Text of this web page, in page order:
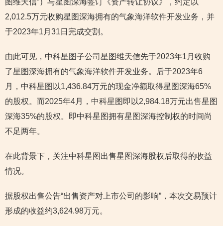
图维天信”）与星图深海签订《资产转让协议》，约定以
2,012.5万元收购星图深海拥有的气象海洋软件开发业务，并
于2023年1月31日完成交割。
由此可见，中科星图子公司星图维天信先于2023年1月收购
了星图深海拥有的气象海洋软件开发业务。后于2023年6
月，中科星图以1,436.84万元的现金净额取得星图深海65%
的股权。而2025年4月，中科星图即以2,984.18万元出售星图
深海35%的股权。即中科星图拥有星图深海控制权的时间尚
不足两年。
在此背景下，关注中科星图出售星图深海股权后取得的收益
情况。
据股权出售公告“出售资产对上市公司的影响”，本次交易预计
形成的收益约3,624.98万元。